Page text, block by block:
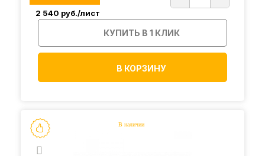
2 540 руб./лист
КУПИТЬ В 1 КЛИК
В КОРЗИНУ